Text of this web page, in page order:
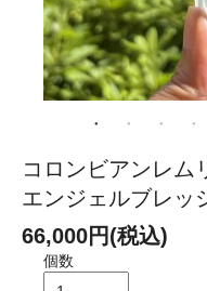
コロンビアンレム
エンジェルブレッ
66,000円(税込)
個数